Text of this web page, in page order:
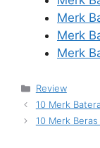
Merk
Merk
Merk
Kategori
Review
10 Merk
10 Merk